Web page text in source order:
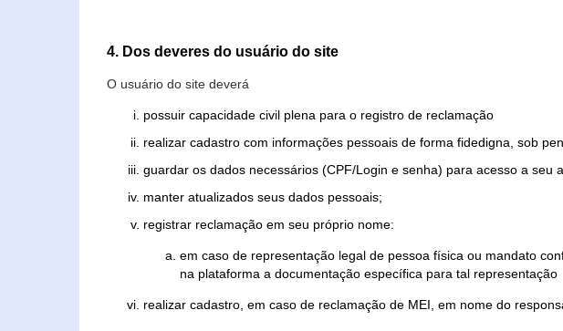
4. Dos deveres do usuário do site
O usuário do site deverá
possuir capacidade civil plena para o registro de reclamação
realizar cadastro com informações pessoais de forma fidedigna, sob
guardar os dados necessários (CPF/Login e senha) para acesso a seu
manter atualizados seus dados pessoais;
registrar reclamação em seu próprio nome:
em caso de representação legal de pessoa física ou mandato
na plataforma a documentação específica para tal representação
realizar cadastro, em caso de reclamação de MEI, em nome do